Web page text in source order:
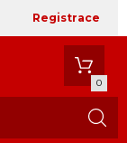
Registrace
0